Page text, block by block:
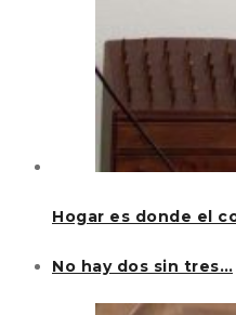
Hogar es donde el
No hay dos sin tres…